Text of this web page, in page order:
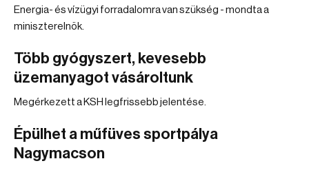
Energia- és vízügyi forradalomra van szükség - mondta a
miniszterelnök.
Több gyógyszert, kevesebb
üzemanyagot vásároltunk
Megérkezett a KSH legfrissebb jelentése.
Épülhet a műfüves sportpálya
Nagymacson